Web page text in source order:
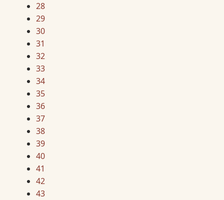
28
29
30
31
32
33
34
35
36
37
38
39
40
41
42
43